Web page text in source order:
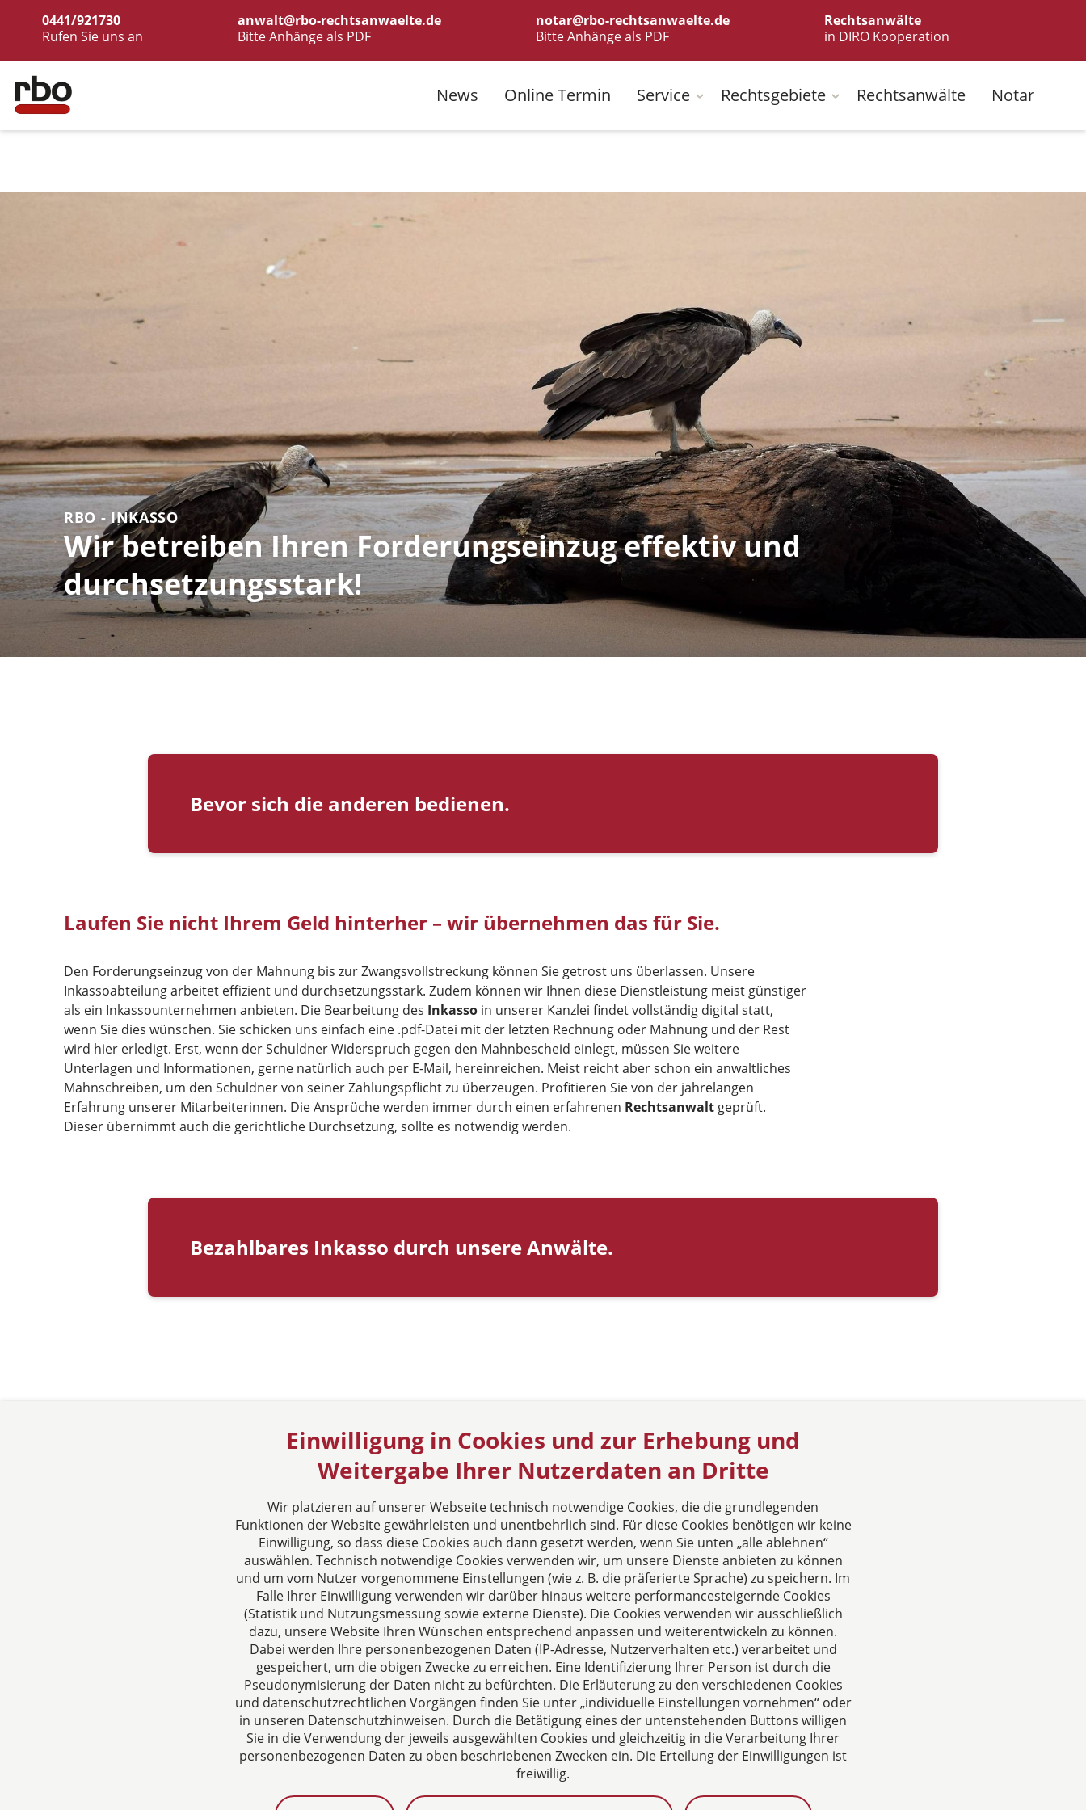
0441/921730
Rufen Sie uns an
anwalt@rbo-rechtsanwaelte.de
Bitte Anhänge als PDF
notar@rbo-rechtsanwaelte.de
Bitte Anhänge als PDF
Rechtsanwälte
in DIRO Kooperation
News Online Termin Service Rechtsgebiete Rechtsanwälte Notar
RBO - INKASSO
Wir betreiben Ihren Forderungseinzug effektiv und
durchsetzungsstark!
Bevor sich die anderen bedienen.
Laufen Sie nicht Ihrem Geld hinterher – wir übernehmen das für Sie.
Den Forderungseinzug von der Mahnung bis zur Zwangsvollstreckung können Sie getrost uns überlassen. Unsere
Inkassoabteilung arbeitet effizient und durchsetzungsstark. Zudem können wir Ihnen diese Dienstleistung meist günstiger
als ein Inkassounternehmen anbieten. Die Bearbeitung des Inkasso in unserer Kanzlei findet vollständig digital statt,
wenn Sie dies wünschen. Sie schicken uns einfach eine .pdf-Datei mit der letzten Rechnung oder Mahnung und der Rest
wird hier erledigt. Erst, wenn der Schuldner Widerspruch gegen den Mahnbescheid einlegt, müssen Sie weitere
Unterlagen und Informationen, gerne natürlich auch per E-Mail, hereinreichen. Meist reicht aber schon ein anwaltliches
Mahnschreiben, um den Schuldner von seiner Zahlungspflicht zu überzeugen. Profitieren Sie von der jahrelangen
Erfahrung unserer Mitarbeiterinnen. Die Ansprüche werden immer durch einen erfahrenen Rechtsanwalt geprüft.
Dieser übernimmt auch die gerichtliche Durchsetzung, sollte es notwendig werden.
Bezahlbares Inkasso durch unsere Anwälte.
info@rbo-rechtsanwaelte.de
Folgen Sie uns auf
Das europäische Kanzlei-
Netzwerk
Zertifiziertes
Kanzleimanagement
Einwilligung in Cookies und zur Erhebung und
Weitergabe Ihrer Nutzerdaten an Dritte
Wir platzieren auf unserer Webseite technisch notwendige Cookies, die die grundlegenden
Funktionen der Website gewährleisten und unentbehrlich sind. Für diese Cookies benötigen wir keine
Einwilligung, so dass diese Cookies auch dann gesetzt werden, wenn Sie unten „alle ablehnen“
auswählen. Technisch notwendige Cookies verwenden wir, um unsere Dienste anbieten zu können
und um vom Nutzer vorgenommene Einstellungen (wie z. B. die präferierte Sprache) zu speichern. Im
Falle Ihrer Einwilligung verwenden wir darüber hinaus weitere performancesteigernde Cookies
(Statistik und Nutzungsmessung sowie externe Dienste). Die Cookies verwenden wir ausschließlich
dazu, unsere Website Ihren Wünschen entsprechend anpassen und weiterentwickeln zu können.
Dabei werden Ihre personenbezogenen Daten (IP-Adresse, Nutzerverhalten etc.) verarbeitet und
gespeichert, um die obigen Zwecke zu erreichen. Eine Identifizierung Ihrer Person ist durch die
Pseudonymisierung der Daten nicht zu befürchten. Die Erläuterung zu den verschiedenen Cookies
und datenschutzrechtlichen Vorgängen finden Sie unter „individuelle Einstellungen vornehmen“ oder
in unseren Datenschutzhinweisen. Durch die Betätigung eines der untenstehenden Buttons willigen
Sie in die Verwendung der jeweils ausgewählten Cookies und gleichzeitig in die Verarbeitung Ihrer
personenbezogenen Daten zu oben beschriebenen Zwecken ein. Die Erteilung der Einwilligungen ist
freiwillig.